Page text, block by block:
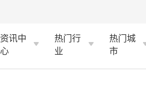
资讯中
心
热门行
业
热门城
市